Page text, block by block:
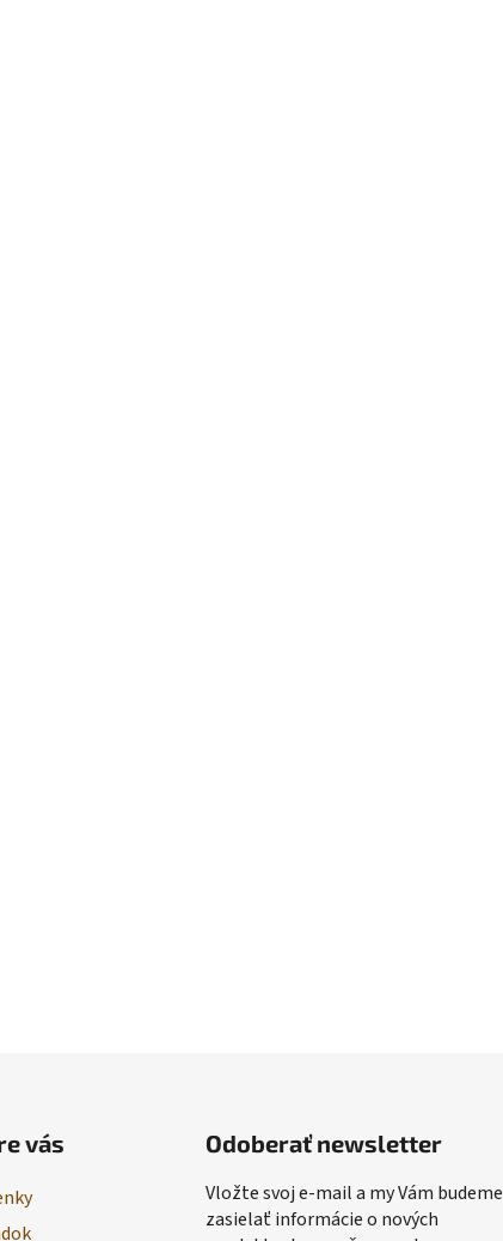
vás Odoberať newsletter
Vložte svoj e-mail a my Vám budeme
zasielať informácie o nových